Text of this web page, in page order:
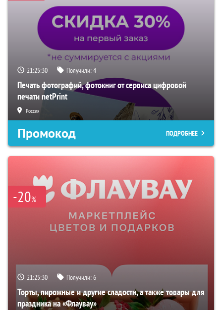
21:25:29 Получили:4
Печать фотографий, фотокниг от сервиса цифровой
печати netPrint
Россия
Промокод ПОДРОБНЕЕ
-20%
21:25:29 Получили:6
Торты, пирожные и другие сладости, а также товары для
праздника на «Флаувау»